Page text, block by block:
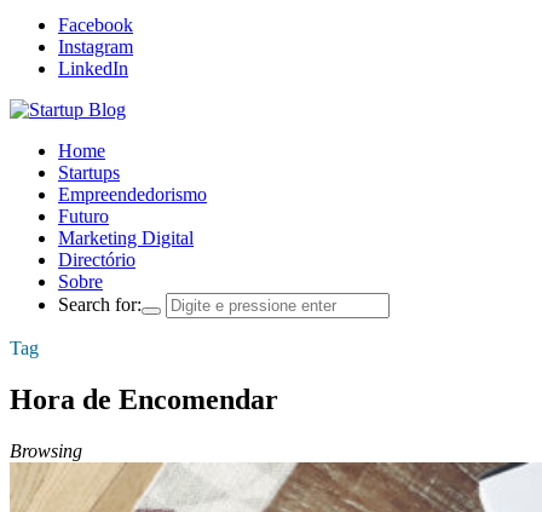
Facebook
Instagram
LinkedIn
Home
Startups
Empreendedorismo
Futuro
Marketing Digital
Directório
Sobre
Search for:
Tag
Hora de Encomendar
Browsing